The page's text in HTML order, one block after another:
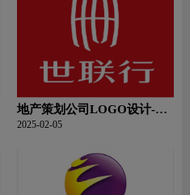
地产策划公司LOGO设计-世
联行品牌logo设计
2025-02-05